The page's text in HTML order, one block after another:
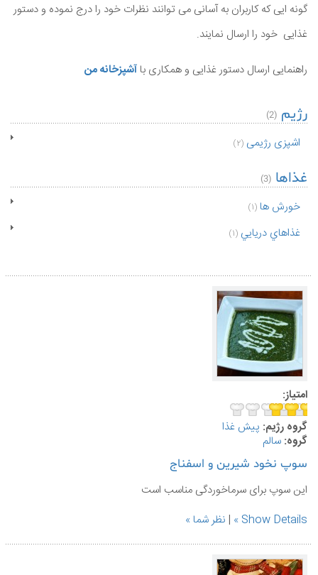
گونه ایی که کاربران به آسانی می توانند نظرات خود را درج نموده و دستور
غذایی خود را ارسال نمایند.
راهنمایی ارسال دستور غذایی و همکاری باآشپزخانه من
رژیم (2)
اشپزی رژیمی (2)
غذاها (3)
خورش ها (1)
غذاهاي دريايي (1)
امتیاز:
گروه رژیم: پيش غذا
گروه: سالم
سوپ نخود شیرین و اسفناج
این سوپ برای سرماخوردگی مناسب است
Show Details
| نظر شما